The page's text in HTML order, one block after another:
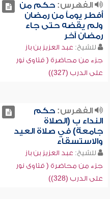
الفهرس:حكم من
أفطر يوماً من رمضان
ولم يقضه حتى جاء
رمضان آخر
للشيخ: عبد العزيز بن باز
جزء من محاضرة ( فتاوى نور
على الدرب (327))
الفهرس:حكم
النداء ب (الصلاة
جامعة) في صلاة العيد
والاستسقاء
للشيخ: عبد العزيز بن باز
جزء من محاضرة ( فتاوى نور
على الدرب (328))